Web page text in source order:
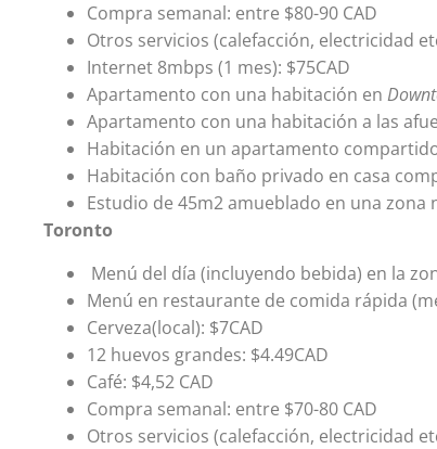
Compra semanal: entre $80-90 CAD
Otros servicios (calefacción, electricidad
Internet 8mbps (1 mes): $75CAD
Apartamento con una habitación en
Apartamento con una habitación a las
Habitación en un apartamento
Habitación con baño privado en casa
Estudio de 45m2 amueblado en una zona
Toronto
Menú del día (incluyendo bebida) en la
Menú en restaurante de comida rápida
Cerveza(local): $7CAD
12 huevos grandes: $4.49CAD
Café: $4,52 CAD
Compra semanal: entre $70-80 CAD
Otros servicios (calefacción, electricidad